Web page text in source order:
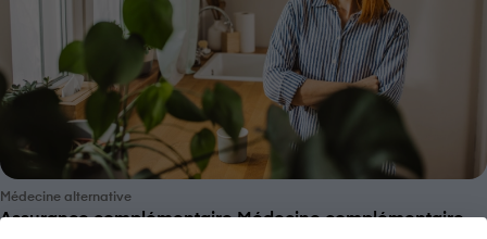
Médecine alternative
Assurance complémentaire Médecine complémentaire